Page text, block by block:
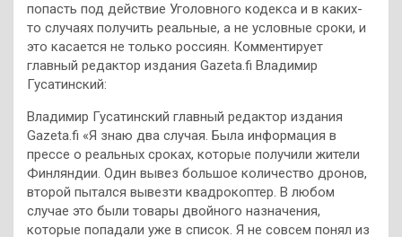
попасть под действие Уголовного кодекса и в каких-
то случаях получить реальные, а не условные сроки, и
это касается не только россиян. Комментирует
главный редактор издания Gazeta.fi Владимир
Гусатинский:
Владимир Гусатинский главный редактор издания
Gazeta.fi «Я знаю два случая. Была информация в
прессе о реальных сроках, которые получили жители
Финляндии. Один вывез большое количество дронов,
второй пытался вывезти квадрокоптер. В любом
случае это были товары двойного назначения,
которые попадали уже в список. Я не совсем понял из